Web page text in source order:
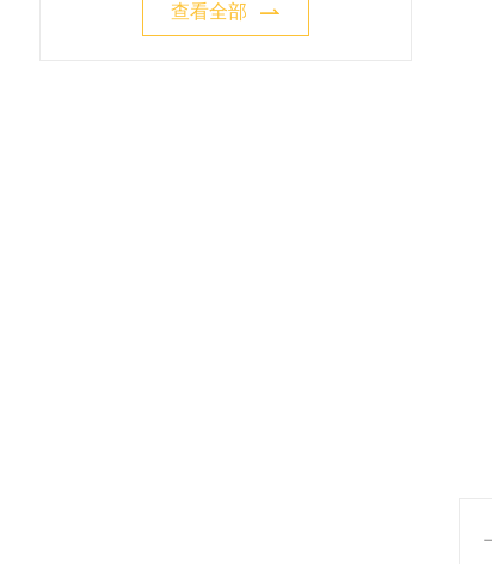
查看全部